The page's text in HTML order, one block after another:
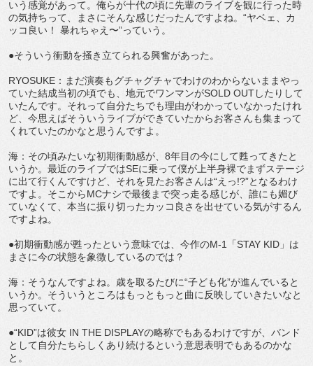
いう感覚があって。俺らが十代の頃に先輩のライブを観に行った時
の気持ちって、まさにそんな感じだったんですよね。“ヤベェ、カ
ッコ良い！ 暴れちゃえ〜”っていう。
●そういう衝動を掻き立てられる興奮があった。
RYOSUKE：まだ演奏もグチャグチャでわけのわからないままやっ
ていた結成当初の頃でも、地元でワンマンがSOLD OUTしたりして
いたんです。それって自分たちでも理由がわかっていなかったけれ
ど、今思えばそういうライブができていたからお客さんも集まって
くれていたのかなと思うんですよ。
海：その頃みたいな初期衝動感が、8年目の今にして甦ってきたと
いうか。最近のライブではSEに乗って僕が上半身裸でまずステージ
に出て行くんですけど、それを見たお客さんは“えっ!?”となるわけ
ですよ。そこからMCナシで最後まで突っ走る感じが、誰にも媚び
ていなくて、本当に振り切ったカッコ良さを出せている気がするん
ですよね。
●初期衝動感が甦ったという意味では、今作のM-1「STAY KID」は
まさに今の状態を象徴しているのでは？
海：そうなんですよね。歳を取るたびに“子ども化”が進んでいると
いうか。そういうところはもっともっと曲に反映していきたいなと
思っていて。
●“KID”は彼女 IN THE DISPLAYの略称でもあるわけですが、バンド
として自分たちらしくあり続けるという意思表明でもあるのかな
と。